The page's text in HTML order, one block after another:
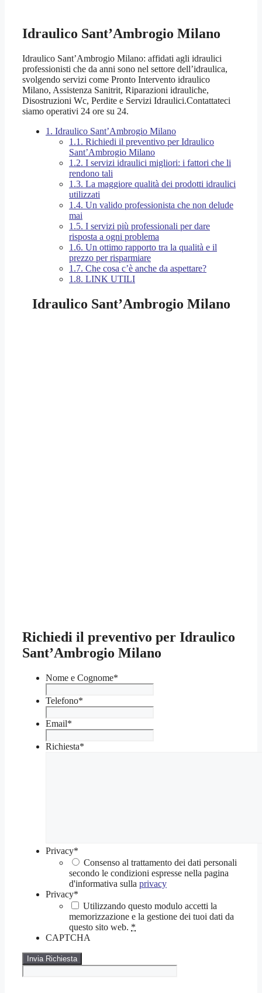
Idraulico Sant’Ambrogio Milano
Idraulico Sant’Ambrogio Milano: affidati agli idraulici
professionisti che da anni sono nel settore dell’idraulica,
svolgendo servizi come Pronto Intervento idraulico
Milano, Assistenza Sanitrit, Riparazioni idrauliche,
Disostruzioni Wc, Perdite e Servizi Idraulici.Contattateci
siamo operativi 24 ore su 24.
1. Idraulico Sant’Ambrogio Milano
1.1. Richiedi il preventivo per Idraulico
Sant’Ambrogio Milano
1.2. I servizi idraulici migliori: i fattori che li
rendono tali
1.3. La maggiore qualità dei prodotti idraulici
utilizzati
1.4. Un valido professionista che non delude
mai
1.5. I servizi più professionali per dare
risposta a ogni problema
1.6. Un ottimo rapporto tra la qualità e il
prezzo per risparmiare
1.7. Che cosa c’è anche da aspettare?
1.8. LINK UTILI
Idraulico Sant’Ambrogio Milano
Richiedi il preventivo per Idraulico
Sant’Ambrogio Milano
Nome e Cognome*
Telefono*
Email*
Richiesta*
Privacy*
Consenso al trattamento dei dati personali
secondo le condizioni espresse nella pagina
d'informativa sulla privacy
Privacy*
Utilizzando questo modulo accetti la
memorizzazione e la gestione dei tuoi dati da
questo sito web. *
CAPTCHA